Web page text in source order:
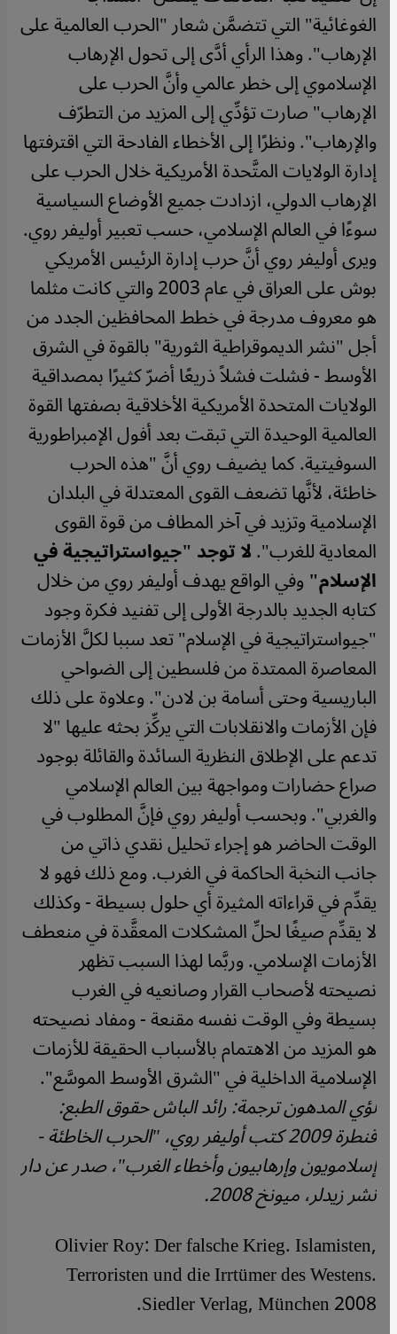
الغوغائية" التي تتضمَّن شعار "الحرب العالمية على
الإرهاب". وهذا الرأي أدَّى إلى تحول الإرهاب
الإسلاموي إلى خطر عالمي وأنَّ الحرب على
الإرهاب" صارت تؤدِّي إلى المزيد من التطرّف
والإرهاب". ونظرًا إلى الأخطاء الفادحة التي اقترفتها
إدارة الولايات المتَّحدة الأمريكية خلال الحرب على
الإرهاب الدولي، ازدادت جميع الأوضاع السياسية
سوءًا في العالم الإسلامي، حسب تعبير أوليفر روي.
ويرى أوليفر روي أنَّ حرب إدارة الرئيس الأمريكي
بوش على العراق في عام 2003 والتي كانت مثلما
هو معروف مدرجة في خطط المحافظين الجدد من
أجل "نشر الديموقراطية الثورية" بالقوة في الشرق
الأوسط - فشلت فشلاً ذريعًا أضرّ كثيرًا بمصداقية
الولايات المتحدة الأمريكية الأخلاقية بصفتها القوة
العالمية الوحيدة التي تبقت بعد أفول الإمبراطورية
السوفيتية. كما يضيف روي أنَّ "هذه الحرب
خاطئة، لأنَّها تضعف القوى المعتدلة في البلدان
الإسلامية وتزيد في آخر المطاف من قوة القوى
المعادية للغرب".لا توجد "جيواستراتيجية في
الإسلام"وفي الواقع يهدف أوليفر روي من خلال
كتابه الجديد بالدرجة الأولى إلى تفنيد فكرة وجود
"جيواستراتيجية في الإسلام" تعد سببا لكلَّ الأزمات
المعاصرة الممتدة من فلسطين إلى الضواحي
الباريسية وحتى أسامة بن لادن". وعلاوة على ذلك
فإن الأزمات والانقلابات التي يركِّز بحثه عليها "لا
تدعم على الإطلاق النظرية السائدة والقائلة بوجود
صراع حضارات ومواجهة بين العالم الإسلامي
والغربي". وبحسب أوليفر روي فإنَّ المطلوب في
الوقت الحاضر هو إجراء تحليل نقدي ذاتي من
جانب النخبة الحاكمة في الغرب. ومع ذلك فهو لا
يقدِّم في قراءاته المثيرة أي حلول بسيطة - وكذلك
لا يقدِّم صيغًا لحلِّ المشكلات المعقَّدة في منعطف
الأزمات الإسلامي. وربَّما لهذا السبب تظهر
نصيحته لأصحاب القرار وصانعيه في الغرب
بسيطة وفي الوقت نفسه مقنعة - ومفاد نصيحته
هو المزيد من الاهتمام بالأسباب الحقيقة للأزمات
الإسلامية الداخلية في "الشرق الأوسط الموسَّع".
لؤي المدهون ترجمة: رائد الباش حقوق الطبع:
قنطرة 2009 كتب أوليفر روي، "الحرب الخاطئة -
إسلامويون وإرهابيون وأخطاء الغرب"، صدر عن دار
نشر زيدلر، ميونخ 2008.
Olivier Roy: Der falsche Krieg. Islamisten,
Terroristen und die Irrtümer des Westens.
Siedler Verlag, München 2008.